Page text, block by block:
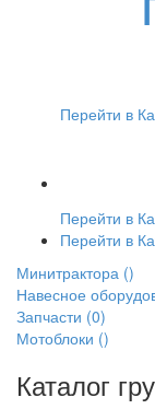
Перейти в
Перейти в
Перейти в
Минитрактора ()
Навесное
Запчасти (0)
Мотоблоки ()
Каталог